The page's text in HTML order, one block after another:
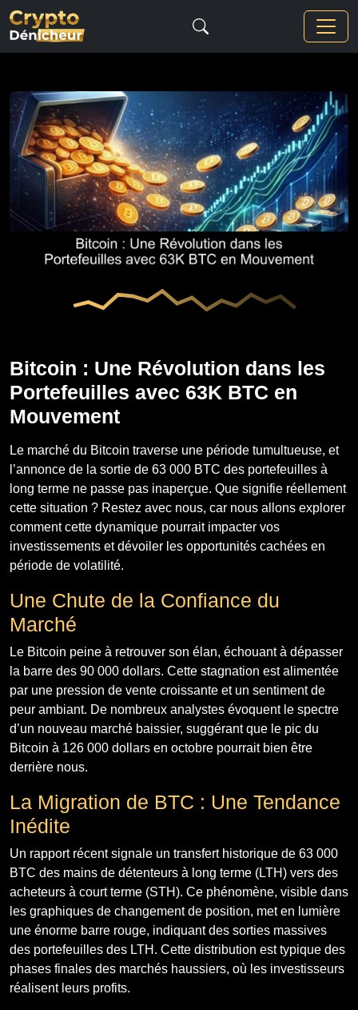
Bitcoin : Une Révolution dans les
Portefeuilles avec 63K BTC en
Mouvement
Le marché du Bitcoin traverse une période tumultueuse, et
l’annonce de la sortie de 63 000 BTC des portefeuilles à
long terme ne passe pas inaperçue. Que signifie réellement
cette situation ? Restez avec nous, car nous allons explorer
comment cette dynamique pourrait impacter vos
investissements et dévoiler les opportunités cachées en
période de volatilité.
Une Chute de la Confiance du
Marché
Le Bitcoin peine à retrouver son élan, échouant à dépasser
la barre des 90 000 dollars. Cette stagnation est alimentée
par une pression de vente croissante et un sentiment de
peur ambiant. De nombreux analystes évoquent le spectre
d’un nouveau marché baissier, suggérant que le pic du
Bitcoin à 126 000 dollars en octobre pourrait bien être
derrière nous.
La Migration de BTC : Une Tendance
Inédite
Un rapport récent signale un transfert historique de 63 000
BTC des mains de détenteurs à long terme (LTH) vers des
acheteurs à court terme (STH). Ce phénomène, visible dans
les graphiques de changement de position, met en lumière
une énorme barre rouge, indiquant des sorties massives
des portefeuilles des LTH. Cette distribution est typique des
phases finales des marchés haussiers, où les investisseurs
réalisent leurs profits.